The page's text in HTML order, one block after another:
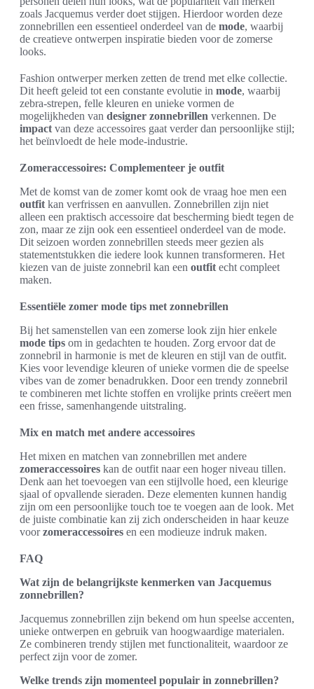
zoals Jacquemus verder doet stijgen. Hierdoor worden deze
zonnebrillen een essentieel onderdeel van de mode, waarbij
de creatieve ontwerpen inspiratie bieden voor de zomerse
looks.
Fashion ontwerper merken zetten de trend met elke collectie.
Dit heeft geleid tot een constante evolutie in mode, waarbij
zebra-strepen, felle kleuren en unieke vormen de
mogelijkheden van designer zonnebrillen verkennen. De
impact van deze accessoires gaat verder dan persoonlijke stijl;
het beïnvloedt de hele mode-industrie.
Zomeraccessoires: Complementeer je outfit
Met de komst van de zomer komt ook de vraag hoe men een
outfit kan verfrissen en aanvullen. Zonnebrillen zijn niet
alleen een praktisch accessoire dat bescherming biedt tegen de
zon, maar ze zijn ook een essentieel onderdeel van de mode.
Dit seizoen worden zonnebrillen steeds meer gezien als
statementstukken die iedere look kunnen transformeren. Het
kiezen van de juiste zonnebril kan een outfit echt compleet
maken.
Essentiële zomer mode tips met zonnebrillen
Bij het samenstellen van een zomerse look zijn hier enkele
mode tips om in gedachten te houden. Zorg ervoor dat de
zonnebril in harmonie is met de kleuren en stijl van de outfit.
Kies voor levendige kleuren of unieke vormen die de speelse
vibes van de zomer benadrukken. Door een trendy zonnebril
te combineren met lichte stoffen en vrolijke prints creëert men
een frisse, samenhangende uitstraling.
Mix en match met andere accessoires
Het mixen en matchen van zonnebrillen met andere
zomeraccessoires kan de outfit naar een hoger niveau tillen.
Denk aan het toevoegen van een stijlvolle hoed, een kleurige
sjaal of opvallende sieraden. Deze elementen kunnen handig
zijn om een persoonlijke touch toe te voegen aan de look. Met
de juiste combinatie kan zij zich onderscheiden in haar keuze
voorzomeraccessoires en een modieuze indruk maken.
FAQ
Wat zijn de belangrijkste kenmerken van Jacquemus
zonnebrillen?
Jacquemus zonnebrillen zijn bekend om hun speelse accenten,
unieke ontwerpen en gebruik van hoogwaardige materialen.
Ze combineren trendy stijlen met functionaliteit, waardoor ze
perfect zijn voor de zomer.
Welke trends zijn momenteel populair in zonnebrillen?